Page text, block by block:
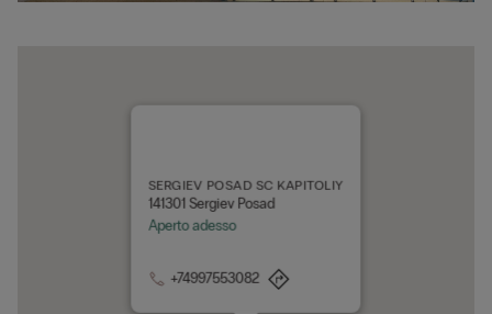
SERGIEV POSAD SC KAPITOLIY
141301 Sergiev Posad
Aperto adesso
+74997553082